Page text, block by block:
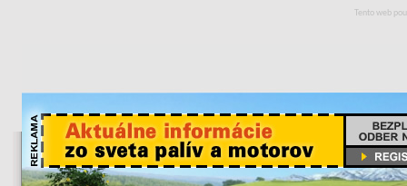
Tento web